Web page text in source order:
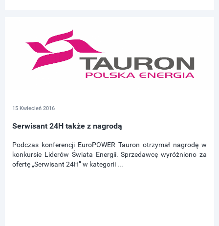
15 Kwiecień 2016
Serwisant 24H także z nagrodą
Podczas konferencji EuroPOWER Tauron otrzymał nagrodę w
konkursie Liderów Świata Energii. Sprzedawcę wyróżniono za
ofertę „Serwisant 24H” w kategorii ...